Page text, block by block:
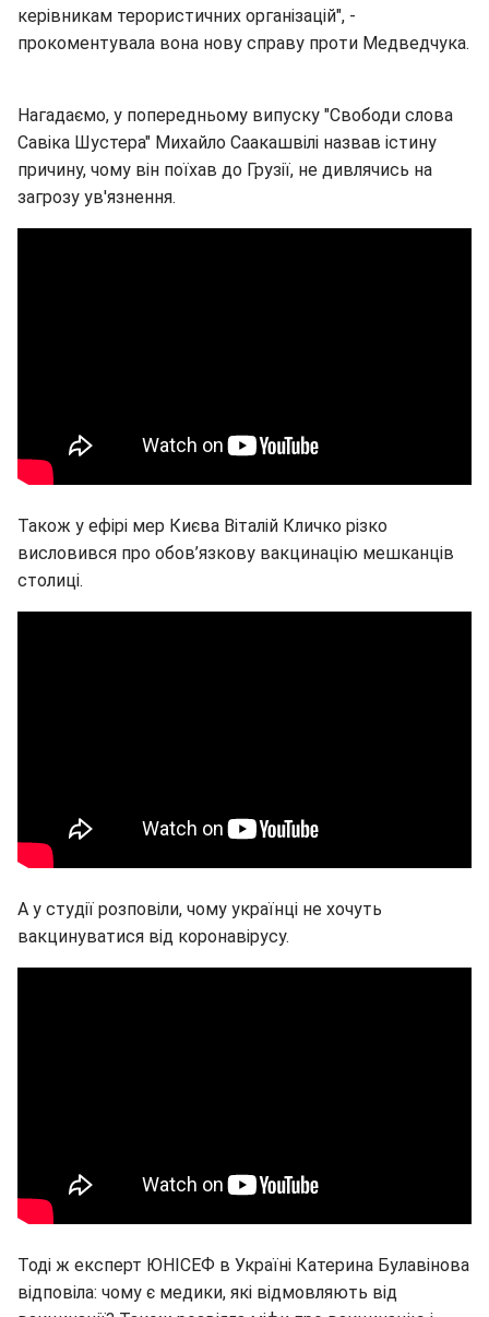
керівникам терористичних організацій", -
прокоментувала вона нову справу проти Медведчука.
Нагадаємо, у попередньому випуску "Свободи слова
Савіка Шустера" Михайло Саакашвілі назвав істину
причину, чому він поїхав до Грузії, не дивлячись на
загрозу ув'язнення.
Також у ефірі мер Києва Віталій Кличко різко
висловився про обов’язкову вакцинацію мешканців
столиці.
А у студії розповіли, чому українці не хочуть
вакцинуватися від коронавірусу.
Тоді ж експерт ЮНІСЕФ в Україні Катерина Булавінова
відповіла: чому є медики, які відмовляють від